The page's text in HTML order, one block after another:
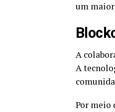
um
A
A
Por meio